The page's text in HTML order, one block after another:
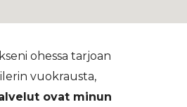
ohessa tarjoan
vuokrausta,
ovat minun